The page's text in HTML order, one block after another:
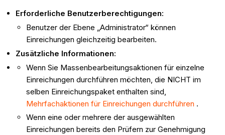
Erforderliche Benutzerberechtigungen:
Benutzer der Ebene „Administrator“ können
Einreichungen gleichzeitig bearbeiten.
Zusätzliche Informationen:
Wenn Sie Massenbearbeitungsaktionen für einzelne
Einreichungen durchführen möchten, die NICHT im
selben Einreichungspaket enthalten sind,
Mehrfachaktionen für Einreichungen durchführen .
Wenn eine oder mehrere der ausgewählten
Einreichungen bereits den Prüfern zur Genehmigung